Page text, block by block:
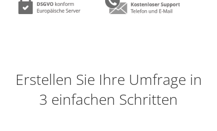
Erstellen Sie Ihre Umfrage in
3 einfachen Schritten